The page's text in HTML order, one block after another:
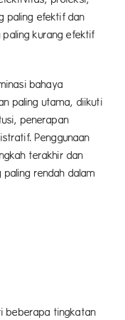
paling efektif dan
kurang efektif
bahaya
paling utama, diikuti
penerapan
Penggunaan
terakhir dan
rendah dalam
beberapa tingkatan